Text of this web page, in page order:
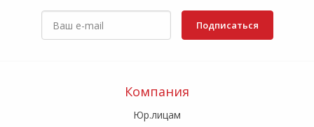
Подписаться
Компания
Юр.лицам